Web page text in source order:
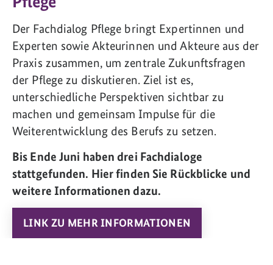
Der Fachdialog Pflege bringt Expertinnen und
Experten sowie Akteurinnen und Akteure aus der
Praxis zusammen, um zentrale Zukunftsfragen
der Pflege zu diskutieren. Ziel ist es,
unterschiedliche Perspektiven sichtbar zu
machen und gemeinsam Impulse für die
Weiterentwicklung des Berufs zu setzen.
Bis Ende Juni haben drei Fachdialoge
stattgefunden. Hier finden Sie Rückblicke und
weitere Informationen dazu.
LINK ZU MEHR INFORMATIONEN